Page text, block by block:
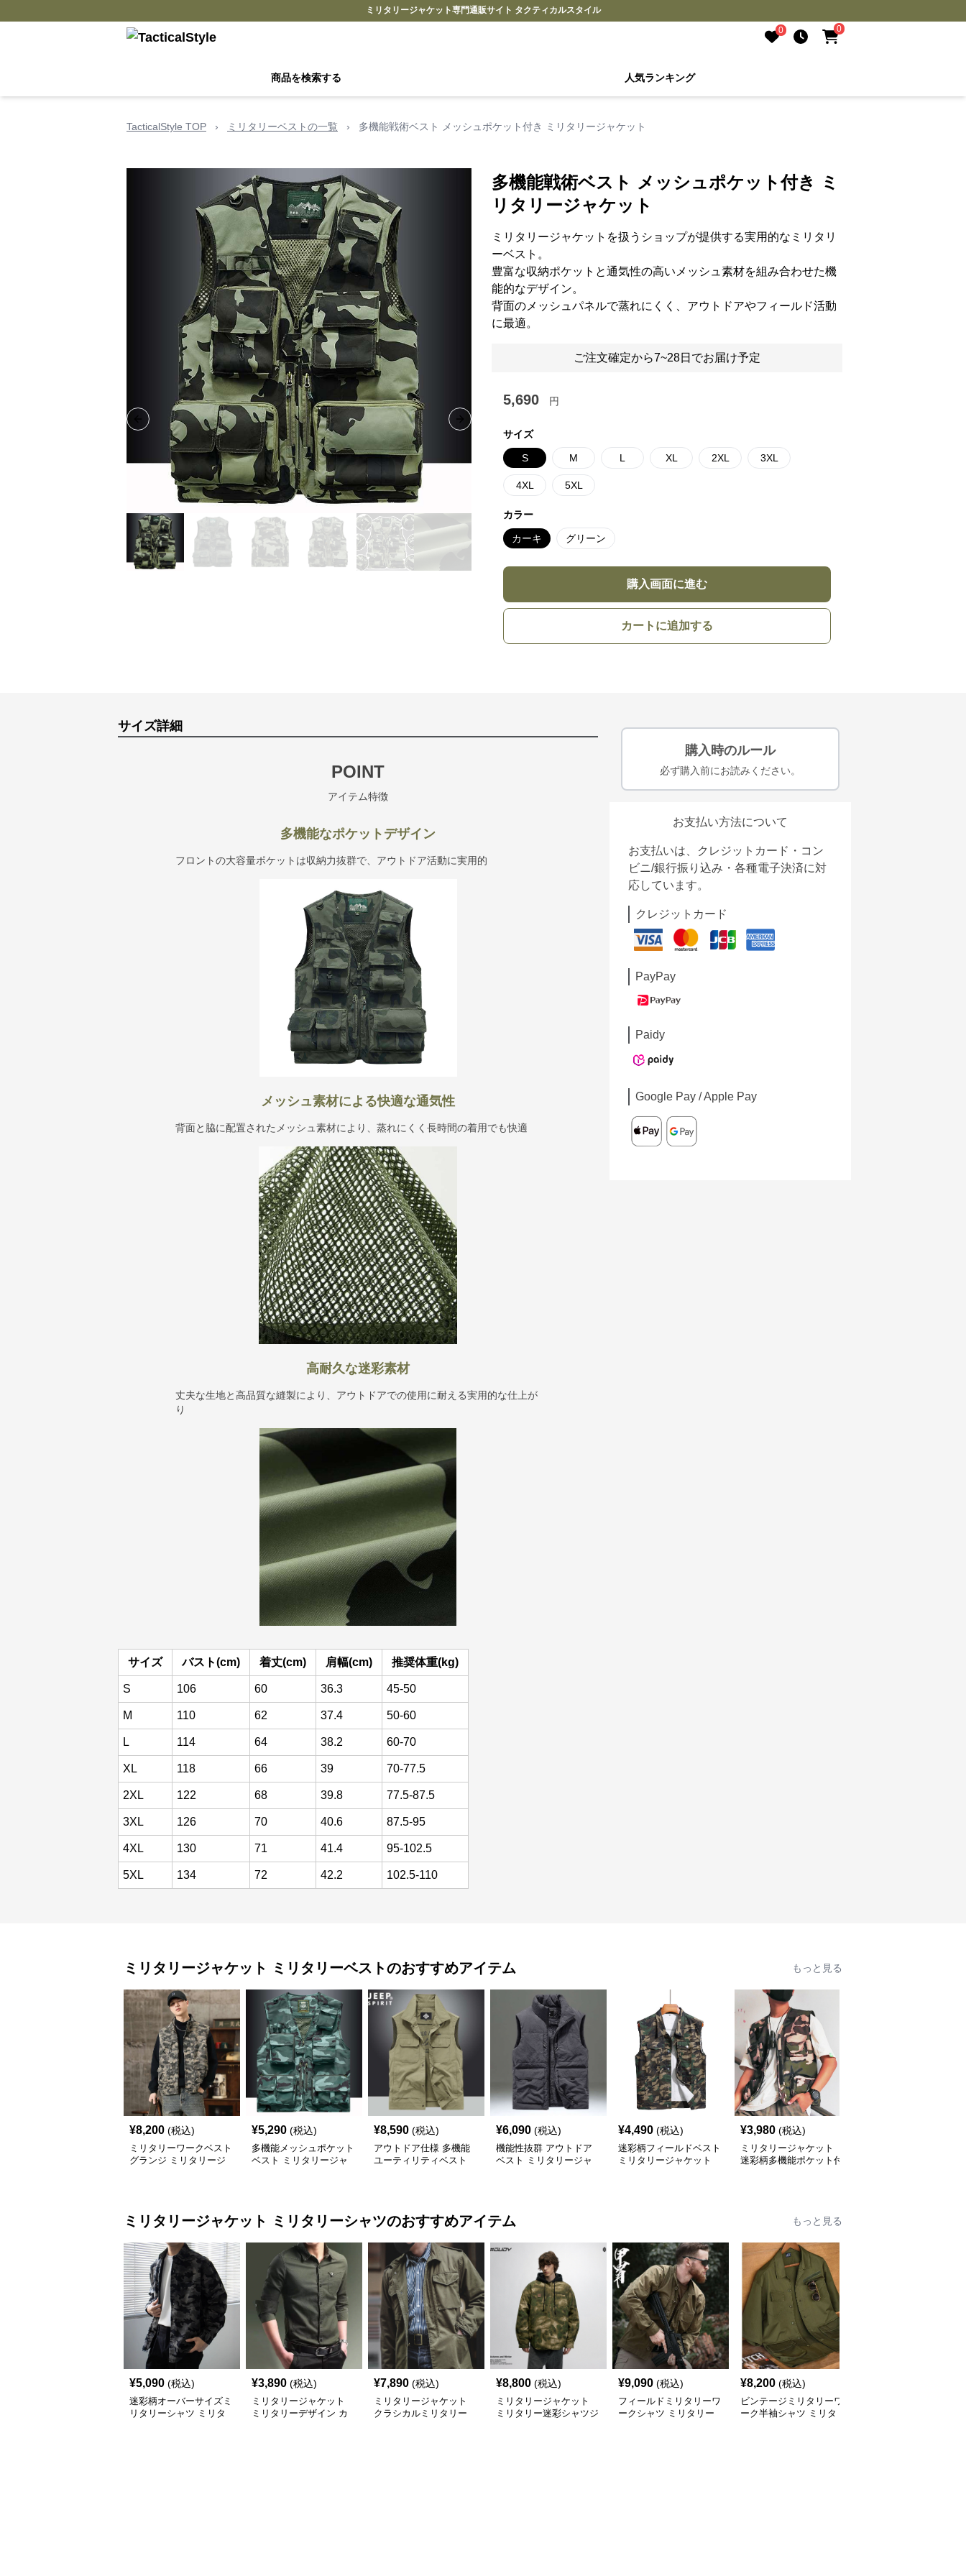
ミリタリージャケット専門通販サイト タクティカルスタイル
0
0
商品を検索する 人気ランキング
TacticalStyle TOP › ミリタリーベストの一覧 › 多機能戦術ベスト メッシュポケット付き ミリタリージャケット
Previous slide Next slide
多機能戦術ベスト メッシュポケット付き ミ
リタリージャケット
ミリタリージャケットを扱うショップが提供する実用的なミリタリ
ーベスト。
豊富な収納ポケットと通気性の高いメッシュ素材を組み合わせた機
能的なデザイン。
背面のメッシュパネルで蒸れにくく、アウトドアやフィールド活動
に最適。
ご注文確定から7~28日でお届け予定
5,690 円
サイズ
S M L XL 2XL 3XL
4XL 5XL
カラー
カーキ グリーン
購入画面に進む
カートに追加する
サイズ詳細
POINT
アイテム特徴
多機能なポケットデザイン
フロントの大容量ポケットは収納力抜群で、アウトドア活動に実用的
メッシュ素材による快適な通気性
背面と脇に配置されたメッシュ素材により、蒸れにくく長時間の着用でも快適
高耐久な迷彩素材
丈夫な生地と高品質な縫製により、アウトドアでの使用に耐える実用的な仕上が
り
サイズ バスト(cm) 着丈(cm) 肩幅(cm) 推奨体重(kg)
S 106 60 36.3 45-50
M 110 62 37.4 50-60
L 114 64 38.2 60-70
XL 118 66 39 70-77.5
2XL 122 68 39.8 77.5-87.5
3XL 126 70 40.6 87.5-95
4XL 130 71 41.4 95-102.5
5XL 134 72 42.2 102.5-110
購入時のルール
必ず購入前にお読みください。
お支払い方法について
お支払いは、クレジットカード・コン
ビニ/銀行振り込み・各種電子決済に対
応しています。
クレジットカード
PayPay
Paidy
Google Pay / Apple Pay
ミリタリージャケット ミリタリーベストのおすすめアイテム もっと見る
¥8,200 (税込)
ミリタリーワークベスト
グランジ ミリタリージ
¥5,290 (税込)
多機能メッシュポケット
ベスト ミリタリージャ
¥8,590 (税込)
アウトドア仕様 多機能
ユーティリティベスト
¥6,090 (税込)
機能性抜群 アウトドア
ベスト ミリタリージャ
¥4,490 (税込)
迷彩柄フィールドベスト
ミリタリージャケット
¥3,980 (税込)
ミリタリージャケット
迷彩柄多機能ポケット付
ミリタリージャケット ミリタリーシャツのおすすめアイテム もっと見る
¥5,090 (税込)
迷彩柄オーバーサイズミ
リタリーシャツ ミリタ
¥3,890 (税込)
ミリタリージャケット
ミリタリーデザイン カ
¥7,890 (税込)
ミリタリージャケット
クラシカルミリタリー
¥8,800 (税込)
ミリタリージャケット
ミリタリー迷彩シャツジ
¥9,090 (税込)
フィールドミリタリーワ
ークシャツ ミリタリー
¥8,200 (税込)
ビンテージミリタリーワ
ーク半袖シャツ ミリタ